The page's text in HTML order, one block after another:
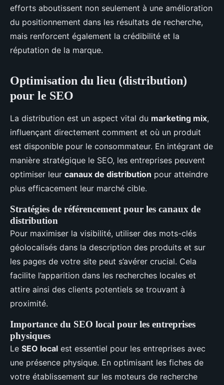
efforts aboutissent non seulement à une amélioration
du positionnement dans les résultats de recherche,
mais renforcent également la crédibilité et la
réputation de la marque.
Optimisation du lieu (distribution)
pour le SEO
La distribution est un aspect vital du marketing mix,
influençant directement comment et où un produit
est disponible pour le consommateur. En intégrant de
manière stratégique le SEO, les entreprises peuvent
optimiser leur canaux de distribution pour atteindre
plus efficacement leur marché cible.
Stratégies de référencement pour les canaux de
distribution
Pour maximiser la visibilité, utiliser des mots-clés
géolocalisés dans la description des produits et sur
les pages de votre site peut s’avérer crucial. Cela
facilite l’apparition dans les recherches locales et
attire ainsi des clients potentiels se trouvant à
proximité.
Importance du SEO local pour les entreprises
physiques
Le SEO local est essentiel pour les entreprises avec
une présence physique. En optimisant les fiches de
votre établissement sur les moteurs de recherche